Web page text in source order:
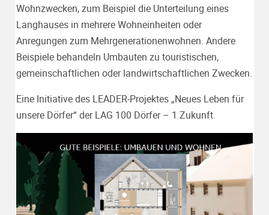
Wohnzwecken, zum Beispiel die Unterteilung eines
Langhauses in mehrere Wohneinheiten oder
Anregungen zum Mehrgenerationenwohnen. Andere
Beispiele behandeln Umbauten zu touristischen,
gemeinschaftlichen oder landwirtschaftlichen Zwecken.
Eine Initiative des LEADER-Projektes „Neues Leben für
unsere Dörfer“ der LAG 100 Dörfer – 1 Zukunft.